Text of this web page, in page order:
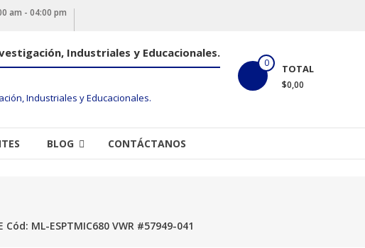
am - 04:00 pm
0 TOTAL
$0,00
Industriales y Educacionales.
BLOG CONTÁCTANOS
Cód: ML-ESPTMIC680 VWR #57949-041